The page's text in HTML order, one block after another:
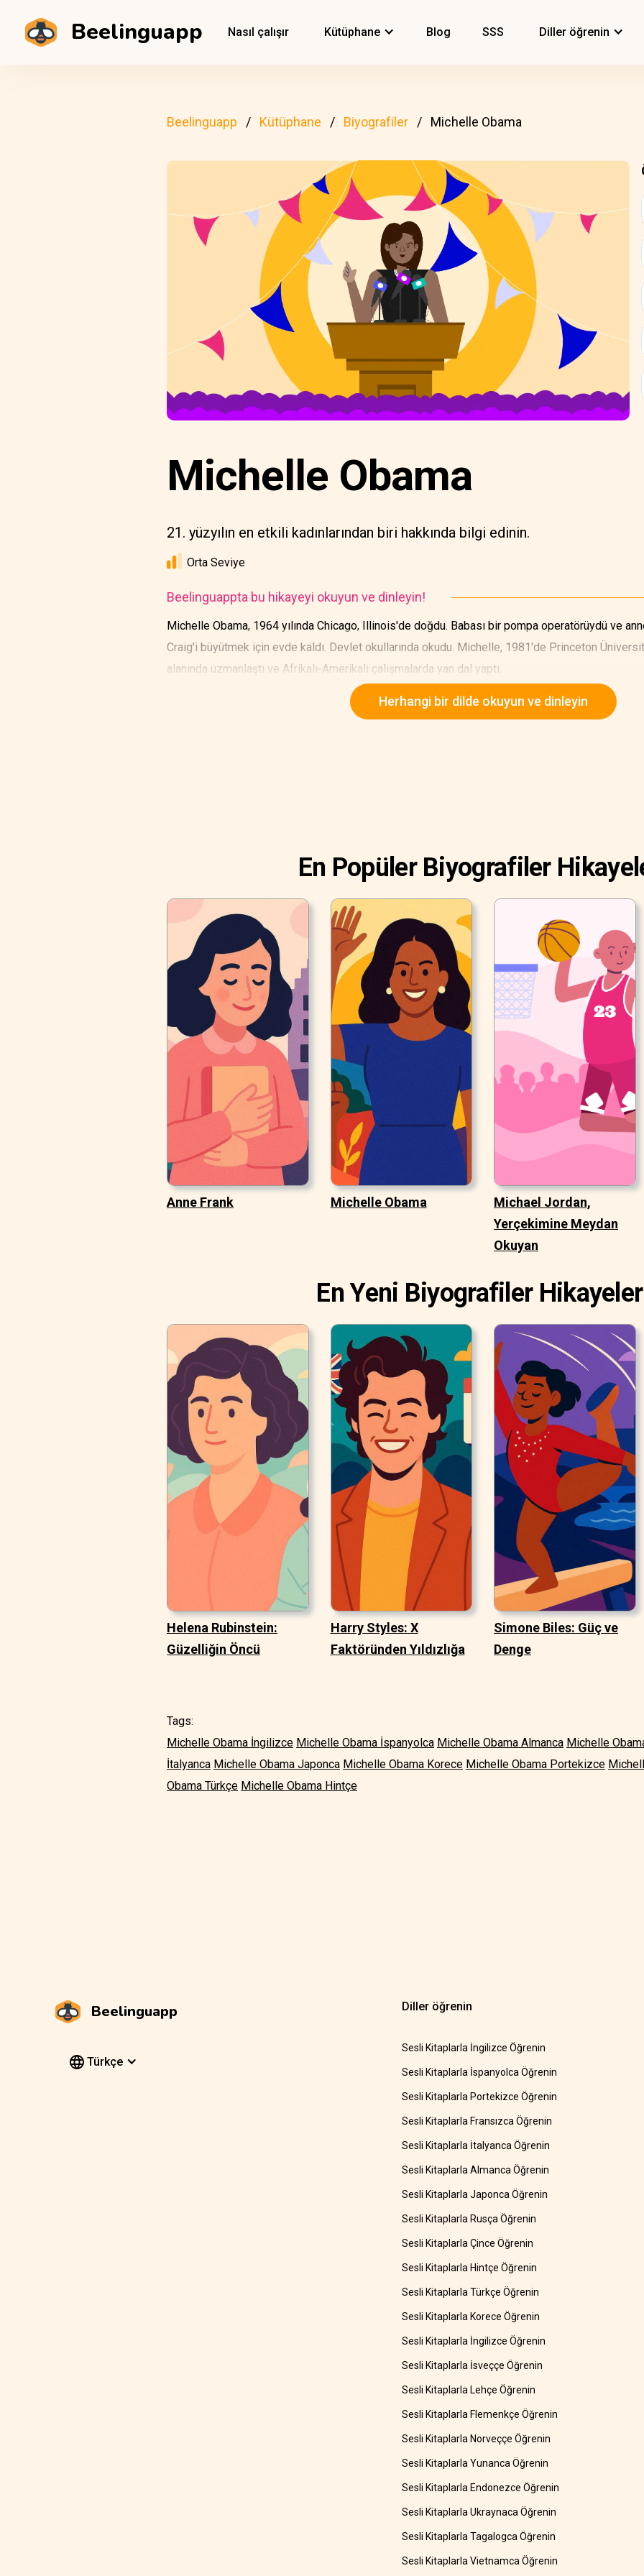
Beelinguapp Nasıl çalışır Kütüphane Blog SSS Diller öğrenin
Beelinguapp Kütüphane Biyografiler Michelle Obama
Michelle Obama
21. yüzyılın en etkili kadınlarından biri hakkında bilgi edinin.
Orta Seviye
Beelinguappta bu hikayeyi okuyun ve dinleyin!
Michelle Obama, 1964 yılında Chicago, Illinois'de doğdu. Babası bir pompa operatörüydü ve
Craig'i büyütmek için evde kaldı. Devlet okullarında okudu. Michelle, 1981'de Princeton
alanında uzmanlaştı ve Afrikalı-Amerikalı çalışmalarda yan dal yaptı.
Herhangi bir dilde okuyun ve dinleyin
En Popüler Biyografiler
Anne Frank Michelle Obama
Michael Jordan,
Yerçekimine Meydan
Okuyan
En Yeni Biyografiler
Helena Rubinstein:
Güzelliğin Öncü
Harry Styles: X
Faktöründen Yıldızlığa
Simone Biles: Güç ve
Denge
Tags:
Michelle Obama İngilizce Michelle Obama İspanyolca Michelle Obama Almanca Michelle
İtalyanca Michelle Obama Japonca Michelle Obama Korece Michelle Obama Portekizce
Obama Türkçe Michelle Obama Hintçe
Beelinguapp
Türkçe
Diller öğrenin
Sesli Kitaplarla İngilizce Öğrenin
Sesli Kitaplarla İspanyolca Öğrenin
Sesli Kitaplarla Portekizce Öğrenin
Sesli Kitaplarla Fransızca Öğrenin
Sesli Kitaplarla İtalyanca Öğrenin
Sesli Kitaplarla Almanca Öğrenin
Sesli Kitaplarla Japonca Öğrenin
Sesli Kitaplarla Rusça Öğrenin
Sesli Kitaplarla Çince Öğrenin
Sesli Kitaplarla Hintçe Öğrenin
Sesli Kitaplarla Türkçe Öğrenin
Sesli Kitaplarla Korece Öğrenin
Sesli Kitaplarla İngilizce Öğrenin
Sesli Kitaplarla İsveççe Öğrenin
Sesli Kitaplarla Lehçe Öğrenin
Sesli Kitaplarla Flemenkçe Öğrenin
Sesli Kitaplarla Norveççe Öğrenin
Sesli Kitaplarla Yunanca Öğrenin
Sesli Kitaplarla Endonezce Öğrenin
Sesli Kitaplarla Ukraynaca Öğrenin
Sesli Kitaplarla Tagalogca Öğrenin
Sesli Kitaplarla Vietnamca Öğrenin